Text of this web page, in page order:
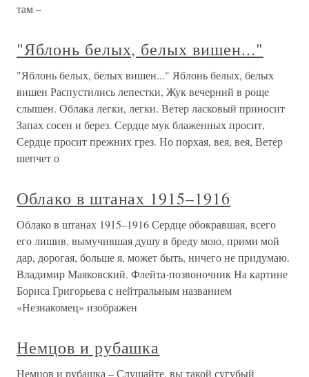
там –
"Яблонь белых, белых вишен..."
"Яблонь белых, белых вишен..." Яблонь белых, белых
вишен Распустились лепестки, Жук вечерний в роще
слышен. Облака легки, легки. Ветер ласковый приносит
Запах сосен и берез. Сердце мук блаженных просит,
Сердце просит прежних грез. Но порхая, вея, вея, Ветер
шепчет о
Облако в штанах 1915–1916
Облако в штанах 1915–1916 Сердце обокравшая, всего
его лишив, вымучившая душу в бреду мою, прими мой
дар, дорогая, больше я, может быть, ничего не придумаю.
Владимир Маяковский. Флейта-позвоночник На картине
Бориса Григорьева с нейтральным названием
«Незнакомец» изображен
Немцов и рубашка
Немцов и рубашка – Слушайте, вы такой сугубый